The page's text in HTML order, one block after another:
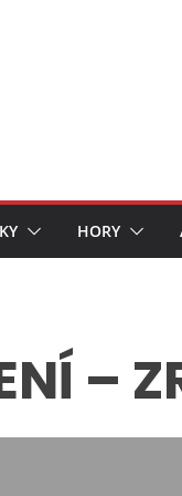
HORY
–